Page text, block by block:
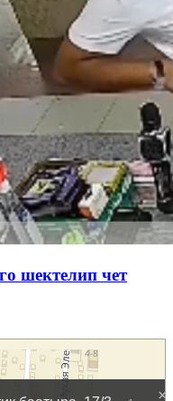
шектелип чет